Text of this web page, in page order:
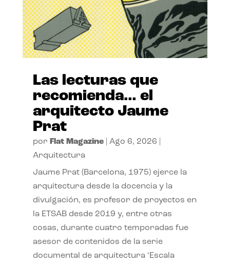
Las lecturas que
recomienda… el
arquitecto Jaume
Prat
por Flat Magazine| Ago 6, 2026
Arquitectura
Jaume Prat (Barcelona, 1975) ejerce la
arquitectura desde la docencia y la
divulgación, es profesor de proyectos en
la ETSAB desde 2019 y, entre otras
cosas, durante cuatro temporadas fue
asesor de contenidos de la serie
documental de arquitectura ‘Escala